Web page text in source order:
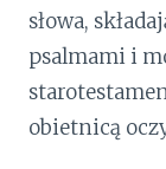
słowa,
psalmami i
obietnicą